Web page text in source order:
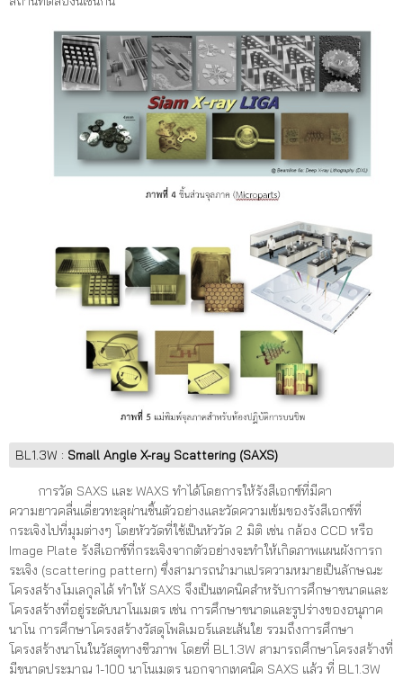
BL1.3W : Small Angle X-ray Scattering (SAXS)
การวัด SAXS และ WAXS ทําได้โดยการให้รังสีเอกซ์ที่มีคา
ความยาวคลื่นเดี่ยวทะลุผ่านชิ้นตัวอย่างและวัดความเข้มของรังสีเอกซ์ที่
กระเจิงไปที่มุมต่างๆ โดยหัววัดที่ใช้เป็นหัววัด 2 มิติ เช่น กล้อง CCD หรือ
Image Plate รังสีเอกซ์ที่กระเจิงจากตัวอย่างจะทําให้เกิดภาพแผนผังการก
ระเจิง (scattering pattern) ซึ่งสามารถนํามาแปรความหมายเป็นลักษณะ
โครงสร้างโมเลกุลได้ ทำให้ SAXS จึงเป็นเทคนิคสำหรับการศึกษาขนาดและ
โครงสร้างที่อยู่ระดับนาโนเมตร เช่น การศึกษาขนาดและรูปร่างของอนุภาค
นาโน การศึกษาโครงสร้างวัสดุโพลิเมอร์และเส้นใย รวมถึงการศึกษา
โครงสร้างนาโนในวัสดุทางชีวภาพ โดยที่ BL1.3W สามารถศึกษาโครงสร้างที่
มีขนาดประมาณ 1-100 นาโนเมตร นอกจากเทคนิค SAXS แล้ว ที่ BL1.3W